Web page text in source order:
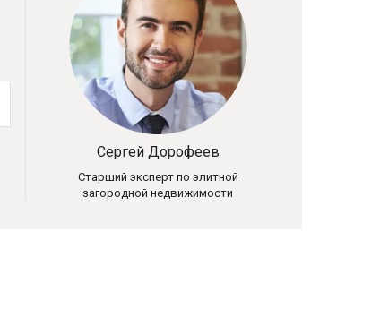
Сергей Дорофеев
Старший эксперт по элитной
загородной недвижимости